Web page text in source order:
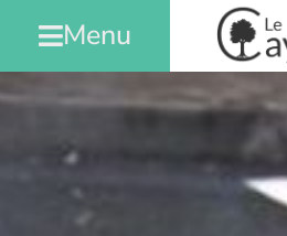
Menu